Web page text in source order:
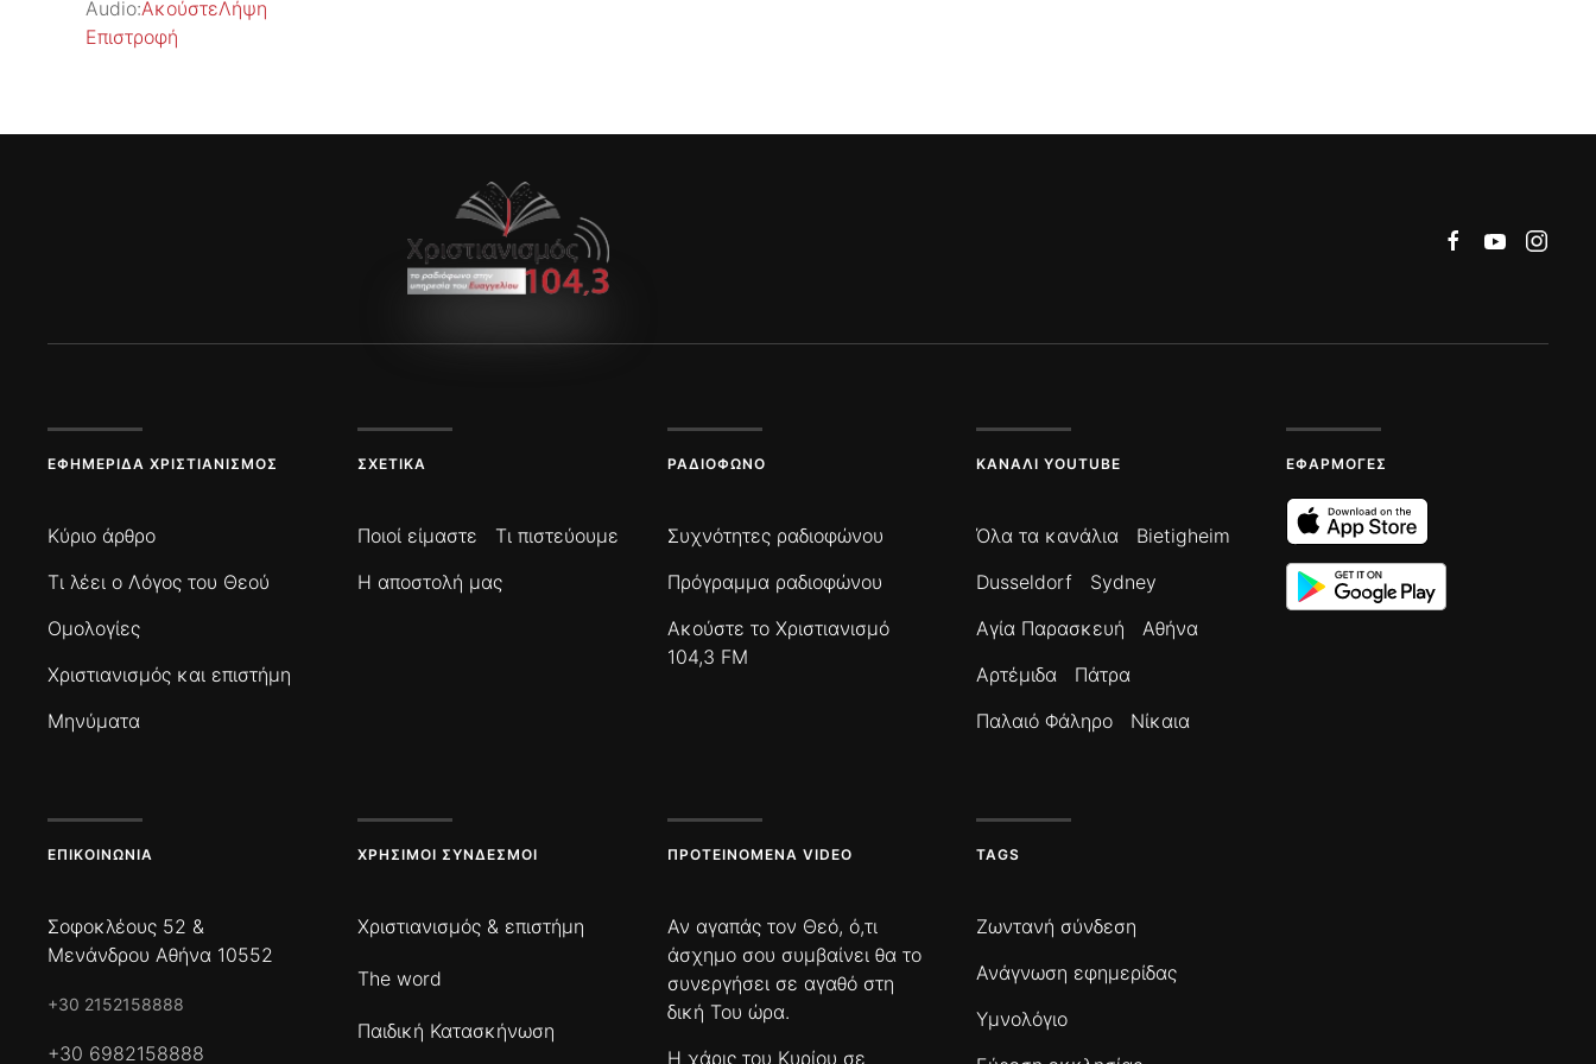
Audio:ΑκούστεΛήψη
Επιστροφή
ΕΦΗΜΕΡΊΔΑ ΧΡΙΣΤΙΑΝΙΣΜΌΣ
Κύριο άρθρο
Τι λέει ο Λόγος του Θεού
Ομολογίες
Χριστιανισμός και επιστήμη
Μηνύματα
ΣΧΕΤΙΚΆ
Ποιοί είμαστε
Τι πιστεύουμε
Η αποστολή μας
ΡΑΔΙΌΦΩΝΟ
Συχνότητες ραδιοφώνου
Πρόγραμμα ραδιοφώνου
Ακούστε το Χριστιανισμό
104,3 FM
ΚΑΝΆΛΙ YOUTUBE
Όλα τα κανάλια
Bietigheim
Dusseldorf
Sydney
Αγία Παρασκευή
Αθήνα
Αρτέμιδα
Πάτρα
Παλαιό Φάληρο
Νίκαια
ΕΦΑΡΜΟΓΈΣ
ΕΠΙΚΟΙΝΩΝΊΑ
Σοφοκλέους 52 &
Μενάνδρου Αθήνα 10552
+30 2152158888
+30 6982158888
ΧΡΉΣΙΜΟΙ ΣΎΝΔΕΣΜΟΙ
Χριστιανισμός & επιστήμη
The word
Παιδική Κατασκήνωση
ΠΡΟΤΕΙΝΌΜΕΝΑ VIDEO
Αν αγαπάς τον Θεό, ό,τι
άσχημο σου συμβαίνει θα το
συνεργήσει σε αγαθό στη
δική Του ώρα.
Η χάρις του Κυρίου σε
TAGS
Ζωντανή σύνδεση
Ανάγνωση εφημερίδας
Υμνολόγιο